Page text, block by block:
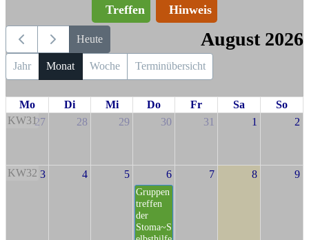
Treffen Hinweis
Heute August 2026
Jahr Monat Woche Terminübersicht
Mo Di Mi Do Fr Sa
So
KW3127 28 29 30 31 1 2
KW32 3 4 5 6
Gruppen
treffen
der
Stoma~S
7 8 9